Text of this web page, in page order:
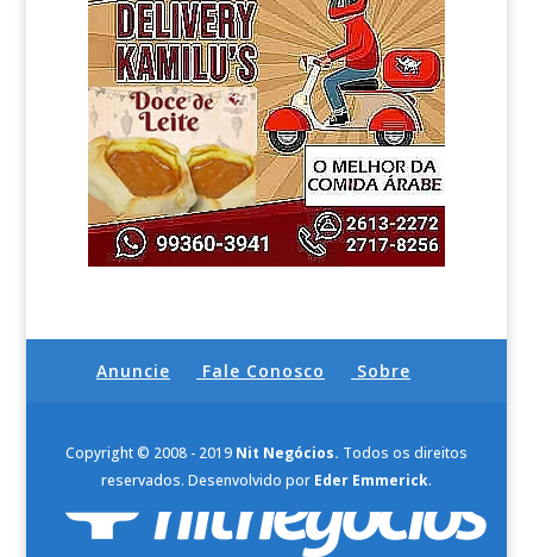
Anuncie Fale Conosco Sobre
Copyright © 2008 - 2019 Nit Negócios. Todos os direitos
reservados. Desenvolvido por Eder Emmerick.